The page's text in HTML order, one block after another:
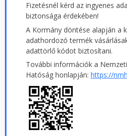
Fizetésnél kérd az ingyenes
biztonsága érdekében!
A Kormány döntése alapján a
adathordozó termék
adattörlő kódot biztosítani.
További információk a
Hatóság honlapján: https://